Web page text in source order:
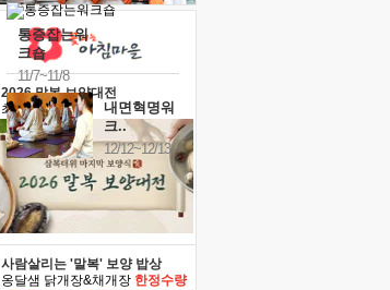
통증잡는워
크숍
11/7~11/8
내면혁명워
크..
12/12~12/13
2026 말복 보양대전
최대74%할인
사람살리는 '말복' 보양 밥상
옹달샘 닭개장&채개장 한정수량